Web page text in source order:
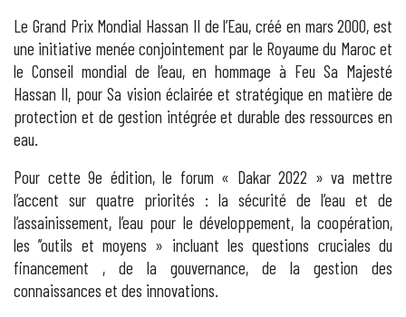
Le Grand Prix Mondial Hassan II de l’Eau, créé en mars 2000, est
une initiative menée conjointement par le Royaume du Maroc et
le Conseil mondial de l’eau, en hommage à Feu Sa Majesté
Hassan II, pour Sa vision éclairée et stratégique en matière de
protection et de gestion intégrée et durable des ressources en
eau.
Pour cette 9e édition, le forum « Dakar 2022 » va mettre
l’accent sur quatre priorités : la sécurité de l’eau et de
l’assainissement, l’eau pour le développement, la coopération,
les ’’outils et moyens » incluant les questions cruciales du
financement , de la gouvernance, de la gestion des
connaissances et des innovations.